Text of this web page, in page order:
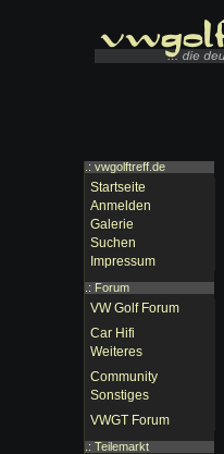
.: vwgolftreff.de
Startseite
Anmelden
Galerie
Suchen
Impressum
.: Forum
VW Golf Forum
Car Hifi
Weiteres
Community
Sonstiges
VWGT Forum
.: Teilemarkt